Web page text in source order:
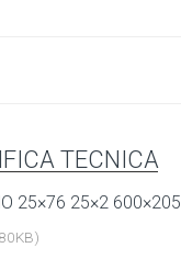
TECNICA
25×76 25×2 600×205